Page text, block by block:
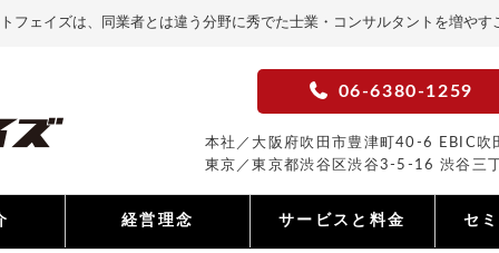
フェイズは、同業者とは違う分野に秀でた士業・コンサルタントを増や
06-6380-1259
本社／大阪府吹田市豊津町40-6 EBIC吹
東京／東京都渋谷区渋谷3-5-16 渋谷三
経営理念 サービスと料金 セ